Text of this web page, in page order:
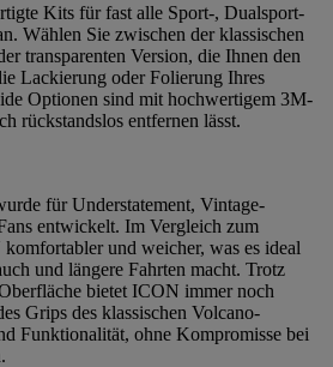
Kits für fast alle Sport-, Dualsport-
Wählen Sie zwischen der klassischen
transparenten Version, die Ihnen den
Lackierung oder Folierung Ihres
Optionen sind mit hochwertigem 3M-
rückstandslos entfernen lässt.
für Understatement, Vintage-
entwickelt. Im Vergleich zum
und weicher, was es ideal
und längere Fahrten macht. Trotz
bietet ICON immer noch
Grips des klassischen Volcano-
Funktionalität, ohne Kompromisse bei